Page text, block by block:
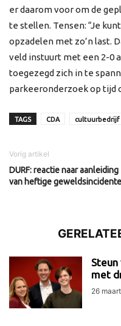
er daarom voor om de
te stellen. Tensen: “Je
opzadelen met zo’n last.
veld instuurt met een 2-0
toegezegd zich in te
parkeeronderzoek op tijd
TAGS CDA cultuurbedrijf
Vorig artikel
DURF: reactie naar aanleiding
van heftige
met
26